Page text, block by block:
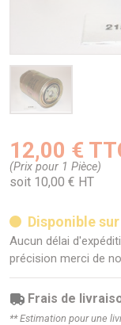
12,00 €
(Prix pour 1 Pièce)
soit 10,00 € HT
Disponible
Aucun délai
précision merci de
Frais de
** Estimation pour une